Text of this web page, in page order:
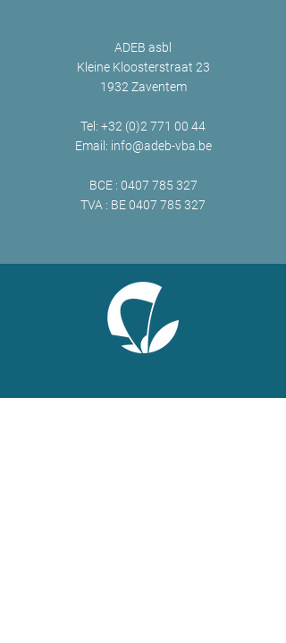
ADEB asbl
Kleine Kloosterstraat 23
1932 Zaventem
Tel: +32 (0)2 771 00 44
Email: info@adeb-vba.be
BCE : 0407 785 327
TVA : BE0407 785 327